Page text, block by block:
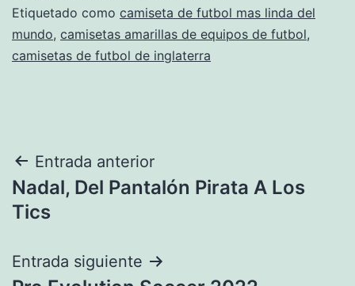
Etiquetado como camiseta de futbol mas linda del
mundo, camisetas amarillas de equipos de futbol,
camisetas de futbol de inglaterra
Navegación
de
Entrada anterior
Nadal, Del Pantalón Pirata A Los
Tics
Entrada siguiente